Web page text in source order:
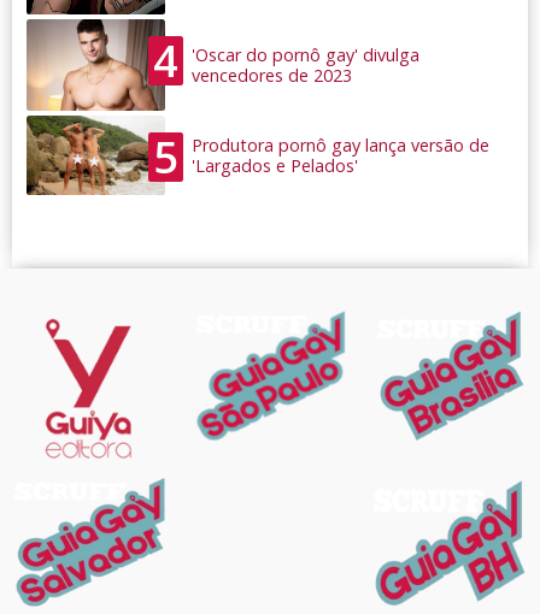
4
'Oscar do pornô gay' divulga
vencedores de 2023
5
Produtora pornô gay lança versão de
'Largados e Pelados'